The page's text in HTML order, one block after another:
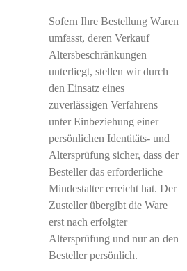
Sofern Ihre Bestellung Waren
umfasst, deren Verkauf
Altersbeschränkungen
unterliegt, stellen wir durch
den Einsatz eines
zuverlässigen Verfahrens
unter Einbeziehung einer
persönlichen Identitäts- und
Altersprüfung sicher, dass der
Besteller das erforderliche
Mindestalter erreicht hat. Der
Zusteller übergibt die Ware
erst nach erfolgter
Altersprüfung und nur an den
Besteller persönlich.